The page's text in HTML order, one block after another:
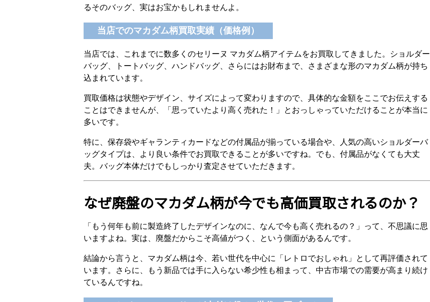
るそのバッグ、実はお宝かもしれませんよ。
当店でのマカダム柄買取実績（価格例）
当店では、これまでに数多くのセリーヌ マカダム柄アイテムをお買取してきました。ショルダー
バッグ、トートバッグ、ハンドバッグ、さらにはお財布まで、さまざまな形のマカダム柄が持ち
込まれています。
買取価格は状態やデザイン、サイズによって変わりますので、具体的な金額をここでお伝えする
ことはできませんが、「思っていたより高く売れた！」とおっしゃっていただけることが本当に
多いです。
特に、保存袋やギャランティカードなどの付属品が揃っている場合や、人気の高いショルダーバ
ッグタイプは、より良い条件でお買取できることが多いですね。でも、付属品がなくても大丈
夫。バッグ本体だけでもしっかり査定させていただきます。
なぜ廃盤のマカダム柄が今でも高価買取されるのか？
「もう何年も前に製造終了したデザインなのに、なんで今も高く売れるの？」って、不思議に思
いますよね。実は、廃盤だからこそ高値がつく、という側面があるんです。
結論から言うと、マカダム柄は今、若い世代を中心に「レトロでおしゃれ」として再評価されて
います。さらに、もう新品では手に入らない希少性も相まって、中古市場での需要が高まり続け
ているんですね。